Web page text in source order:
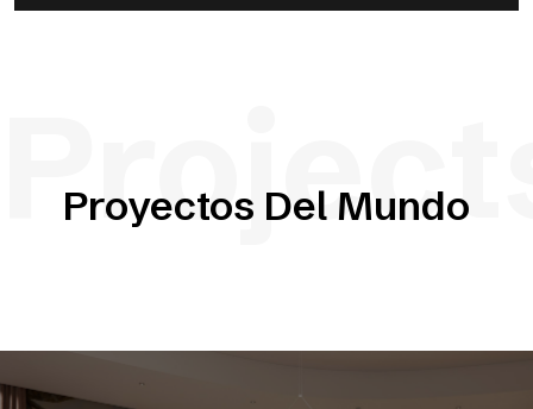
Proyectos Del Mundo